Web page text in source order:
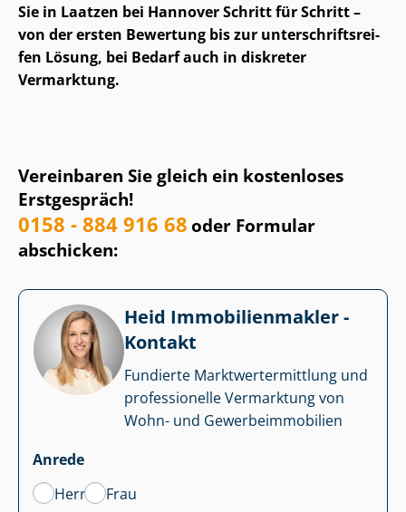
Sie in Laatzen bei Hannover Schritt für Schritt –
von der ersten Bewertung bis zur un­ter­schrifts­rei­
fen Lösung, bei Bedarf auch in diskreter
Vermarktung.
Vereinbaren Sie gleich ein kostenloses
Erstgespräch!
0158 - 884 916 68oder Formular
abschicken:
Heid Im­mo­bi­li­en­mak­ler -
Kontakt
Fundierte Markt­wert­ermitt­lung und
professionelle Vermarktung von
Wohn- und Ge­wer­be­im­mo­bi­li­en
Anrede
Herr
Frau